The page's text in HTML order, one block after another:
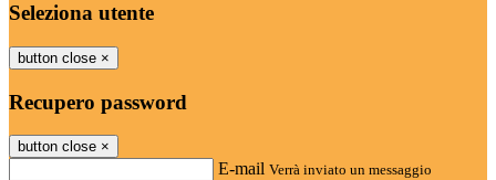
Seleziona utente
button close ×
Recupero password
button close ×
E-mail Verrà inviato un messaggio